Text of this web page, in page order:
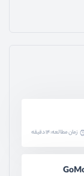
زمان مطالعه: 14 دقیقه